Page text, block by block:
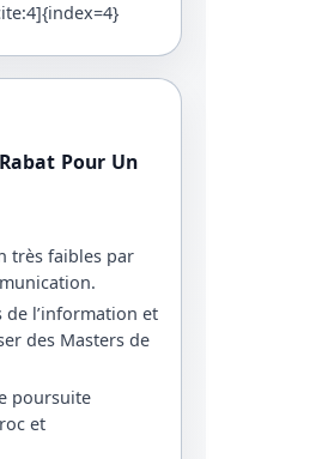
Pour Un
très faibles par
de l’information et
des Masters de
poursuite
et